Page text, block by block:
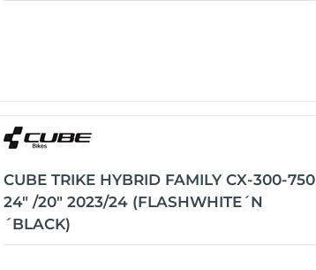
CUBE TRIKE HYBRID FAMILY CX-300-750
24" /20" 2023/24 (FLASHWHITE´N
´BLACK)